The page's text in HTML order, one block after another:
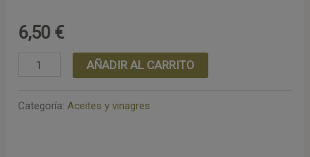
6,50 €
Aceite
oliva
AÑADIR AL CARRITO
Categoría:Aceites y vinagres